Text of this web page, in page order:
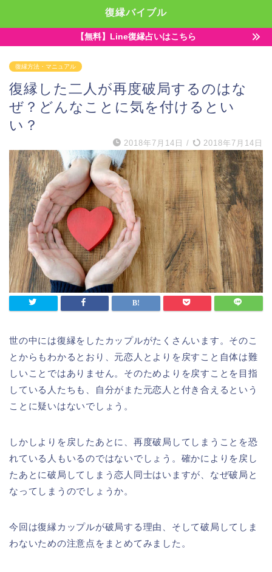
復縁バイブル
【無料】Line復縁占いはこちら
復縁方法・マニュアル
復縁した二人が再度破局するのはな
ぜ？どんなことに気を付けるとい
い？
2018年7月14日 / 2018年7月14日
世の中には復縁をしたカップルがたくさんいます。そのこ
とからもわかるとおり、元恋人とよりを戻すこと自体は難
しいことではありません。そのためよりを戻すことを目指
している人たちも、自分がまた元恋人と付き合えるという
ことに疑いはないでしょう。
しかしよりを戻したあとに、再度破局してしまうことを恐
れている人もいるのではないでしょう。確かによりを戻し
たあとに破局してしまう恋人同士はいますが、なぜ破局と
なってしまうのでしょうか。
今回は復縁カップルが破局する理由、そして破局してしま
わないための注意点をまとめてみました。